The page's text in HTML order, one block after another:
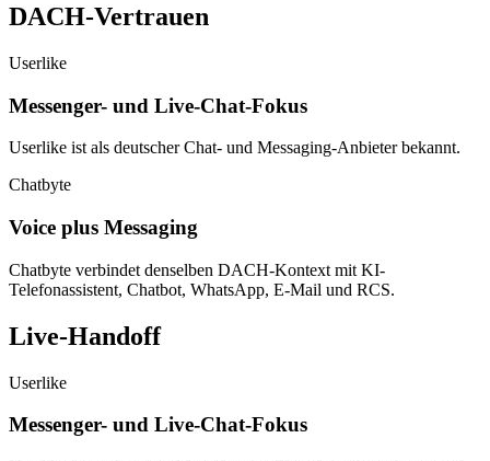
DACH-Vertrauen
Userlike
Messenger- und Live-Chat-Fokus
Userlike ist als deutscher Chat- und Messaging-Anbieter bekannt.
Chatbyte
Voice plus Messaging
Chatbyte verbindet denselben DACH-Kontext mit KI-
Telefonassistent, Chatbot, WhatsApp, E-Mail und RCS.
Live-Handoff
Userlike
Messenger- und Live-Chat-Fokus